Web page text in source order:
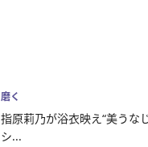
磨く
指原莉乃が浴衣映え“美う
シ...